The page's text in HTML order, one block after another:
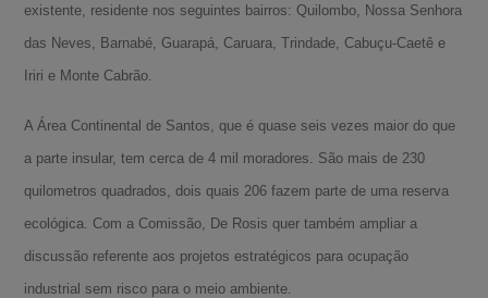
existente, residente nos seguintes bairros: Quilombo, Nossa Senhora
das Neves, Barnabé, Guarapá, Caruara, Trindade, Cabuçu-Caetê e
Iriri e Monte Cabrão.
A Área Continental de Santos, que é quase seis vezes maior do que
a parte insular, tem cerca de 4 mil moradores. São mais de 230
quilometros quadrados, dois quais 206 fazem parte de uma reserva
ecológica. Com a Comissão, De Rosis quer também ampliar a
discussão referente aos projetos estratégicos para ocupação
industrial sem risco para o meio ambiente.